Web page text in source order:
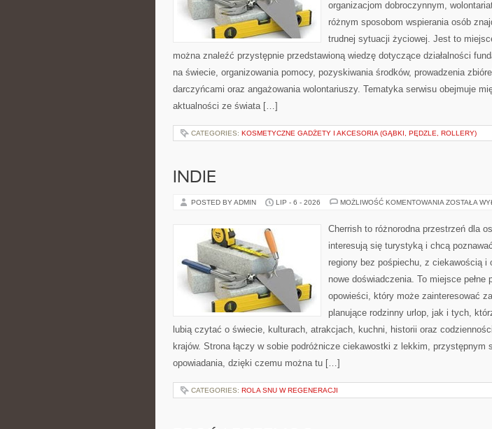
organizacjom dobroczynnym,
różnym sposobom wspierania osób
trudnej sytuacji życiowej. Jest to
można znaleźć przystępnie przedstawioną wiedzę dotyczące działalności
na świecie, organizowania pomocy, pozyskiwania środków, prowadzenia
darczyńcami oraz angażowania wolontariuszy. Tematyka serwisu obejmuje
aktualności ze świata […]
CATEGORIES: KOSMETYCZNE GADŻETY I AKCESORIA (GĄBKI, PĘDZLE, ROLLERY)
INDIE
POSTED BY ADMIN LIP - 6 - 2026 MOŻLIWOŚĆ KOMENTOWANIA INDIE
ZOSTAŁA
Cherrish to różnorodna przestrzeń dla
interesują się turystyką i chcą
regiony bez pośpiechu, z ciekawością i
nowe doświadczenia. To miejsce pełne
opowieści, który może zainteresować
planujące rodzinny urlop, jak i tych,
lubią czytać o świecie, kulturach, atrakcjach, kuchni, historii oraz
krajów. Strona łączy w sobie podróżnicze ciekawostki z lekkim, przystępnym
opowiadania, dzięki czemu można tu […]
CATEGORIES: ROLA SNU W REGENERACJI